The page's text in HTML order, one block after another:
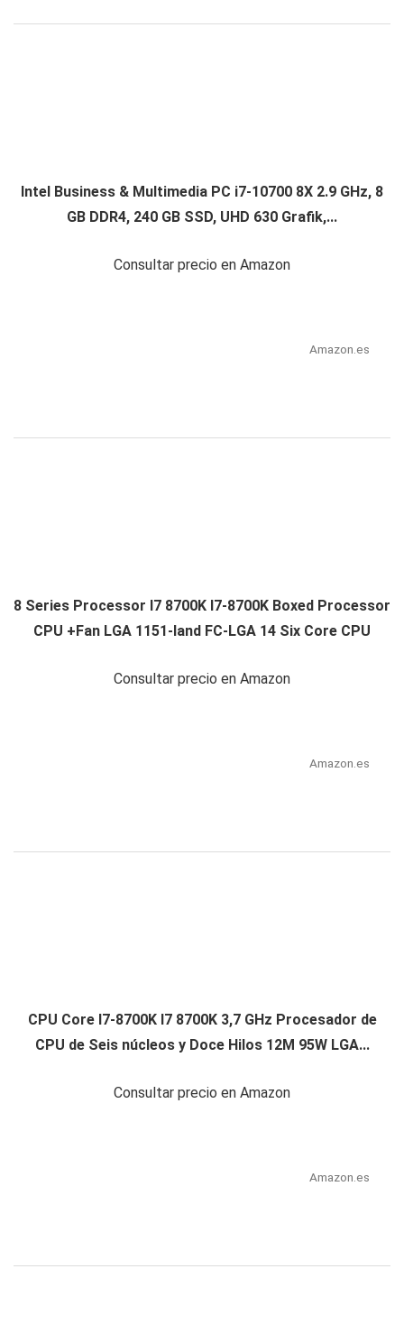
Intel Business & Multimedia PC i7-10700 8X 2.9 GHz, 8
GB DDR4, 240 GB SSD, UHD 630 Grafik,...
Consultar precio en Amazon
Amazon.es
8 Series Processor I7 8700K I7-8700K Boxed Processor
CPU +Fan LGA 1151-land FC-LGA 14 Six Core CPU
Consultar precio en Amazon
Amazon.es
CPU Core I7-8700K I7 8700K 3,7 GHz Procesador de
CPU de Seis núcleos y Doce Hilos 12M 95W LGA...
Consultar precio en Amazon
Amazon.es